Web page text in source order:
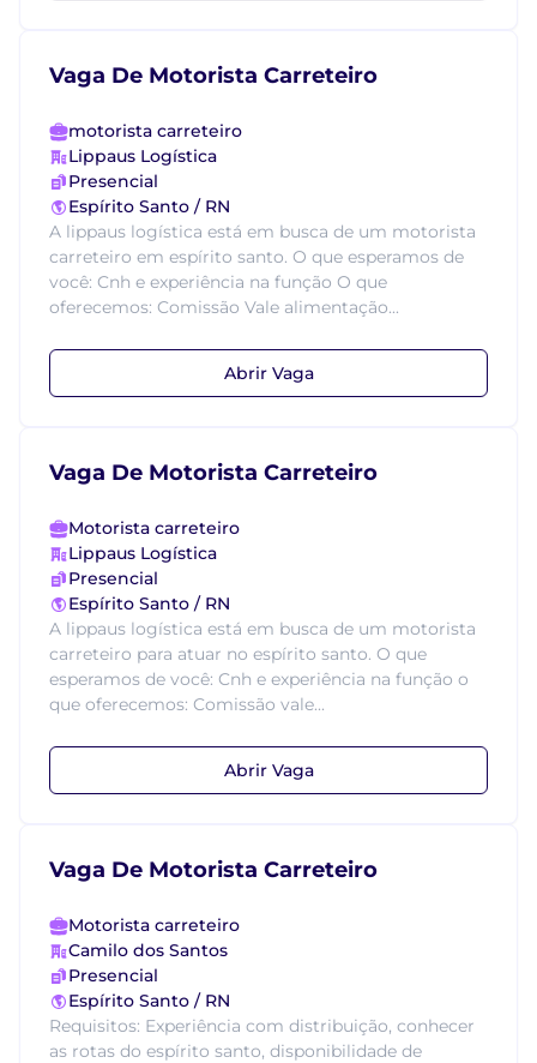
Vaga De Motorista Carreteiro
motorista carreteiro
Lippaus Logística
Presencial
Espírito Santo / RN
A lippaus logística está em busca de um motorista
carreteiro em espírito santo. O que esperamos de
você: Cnh e experiência na função O que
oferecemos: Comissão Vale alimentação...
Abrir Vaga
Vaga De Motorista Carreteiro
Motorista carreteiro
Lippaus Logística
Presencial
Espírito Santo / RN
A lippaus logística está em busca de um motorista
carreteiro para atuar no espírito santo. O que
esperamos de você: Cnh e experiência na função o
que oferecemos: Comissão vale...
Abrir Vaga
Vaga De Motorista Carreteiro
Motorista carreteiro
Camilo dos Santos
Presencial
Espírito Santo / RN
Requisitos: Experiência com distribuição, conhecer
as rotas do espírito santo, disponibilidade de